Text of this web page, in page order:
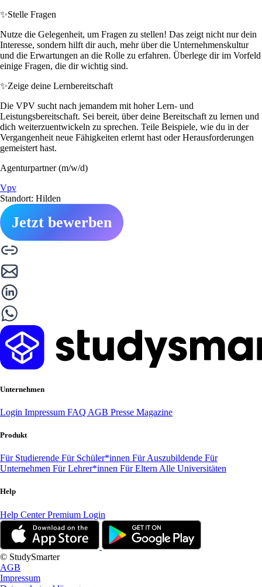
✨Stelle Fragen
Nutze die Gelegenheit, um Fragen zu stellen! Das zeigt nicht nur dein
Interesse, sondern hilft dir auch, mehr über die Unternehmenskultur
und die Erwartungen an die Rolle zu erfahren. Überlege dir im Vorfeld
einige Fragen, die dir wichtig sind.
✨Zeige deine Lernbereitschaft
Die VPV sucht nach jemandem mit hoher Lern- und
Leistungsbereitschaft. Sei bereit, über deine Bereitschaft zu lernen und
dich weiterzuentwickeln zu sprechen. Teile Beispiele, wie du in der
Vergangenheit neue Fähigkeiten erlernt hast oder Herausforderungen
gemeistert hast.
Agenturpartner (m/w/d)
Vpv
Standort: Hilden
Jetzt bewerben
Unternehmen
Login Impressum FAQ AGB Presse Magazine
Produkt
Für Studierende Für Schüler*innen Für Auszubildende Für
Unternehmen Für Lehrer*innen Für Eltern Alle Universitäten
Help
Help CenterPremium Login
© StudySmarter
AGB
Impressum